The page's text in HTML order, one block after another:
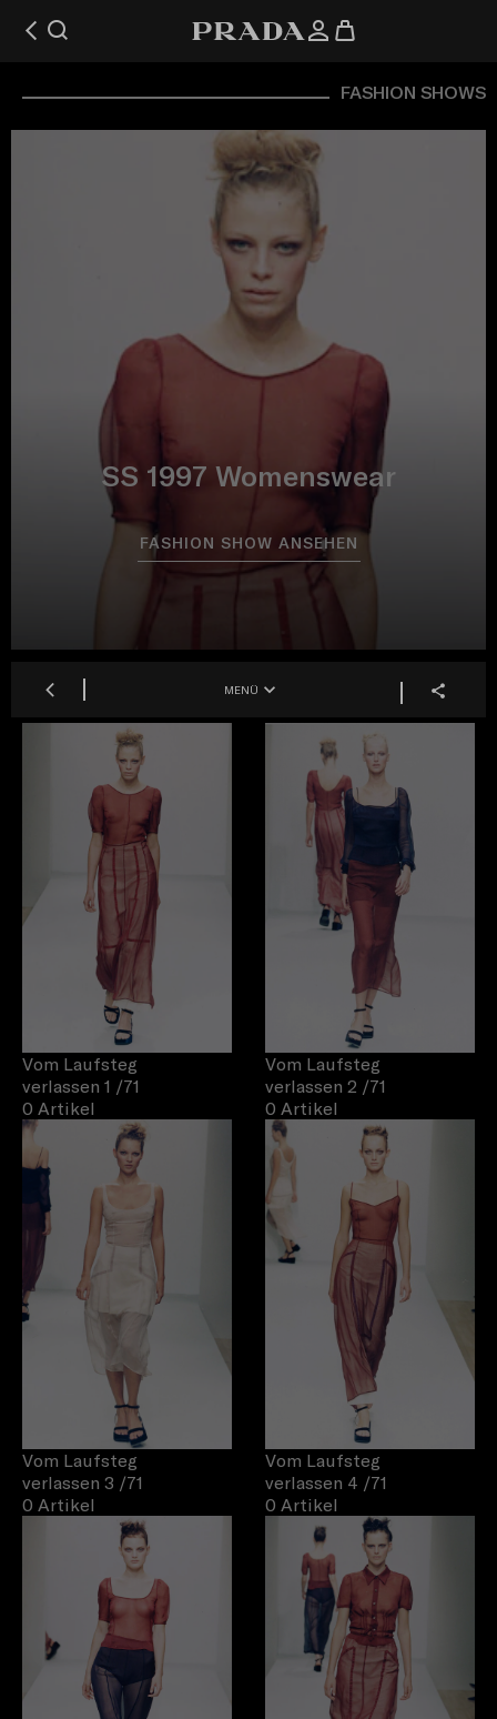
FASHION SHOWS
SS 1997 Womenswear
FASHION SHOW ANSEHEN
MENÜ
Vom Laufsteg
verlassen 1 /71
0 Artikel
Vom Laufsteg
verlassen 2 /71
0 Artikel
Vom Laufsteg
verlassen 3 /71
0 Artikel
Vom Laufsteg
verlassen 4 /71
0 Artikel